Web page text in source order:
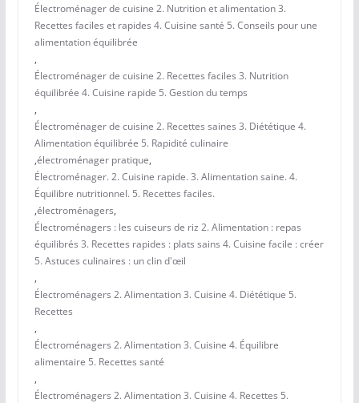
Électroménager de cuisine 2. Nutrition et alimentation 3.
Recettes faciles et rapides 4. Cuisine santé 5. Conseils pour une
alimentation équilibrée
,
Électroménager de cuisine 2. Recettes faciles 3. Nutrition
équilibrée 4. Cuisine rapide 5. Gestion du temps
,
Électroménager de cuisine 2. Recettes saines 3. Diététique 4.
Alimentation équilibrée 5. Rapidité culinaire
,électroménager pratique,
Électroménager. 2. Cuisine rapide. 3. Alimentation saine. 4.
Équilibre nutritionnel. 5. Recettes faciles.
,électroménagers,
Électroménagers : les cuiseurs de riz 2. Alimentation : repas
équilibrés 3. Recettes rapides : plats sains 4. Cuisine facile : créer
5. Astuces culinaires : un clin d'œil
,
Électroménagers 2. Alimentation 3. Cuisine 4. Diététique 5.
Recettes
,
Électroménagers 2. Alimentation 3. Cuisine 4. Équilibre
alimentaire 5. Recettes santé
,
Électroménagers 2. Alimentation 3. Cuisine 4. Recettes 5.